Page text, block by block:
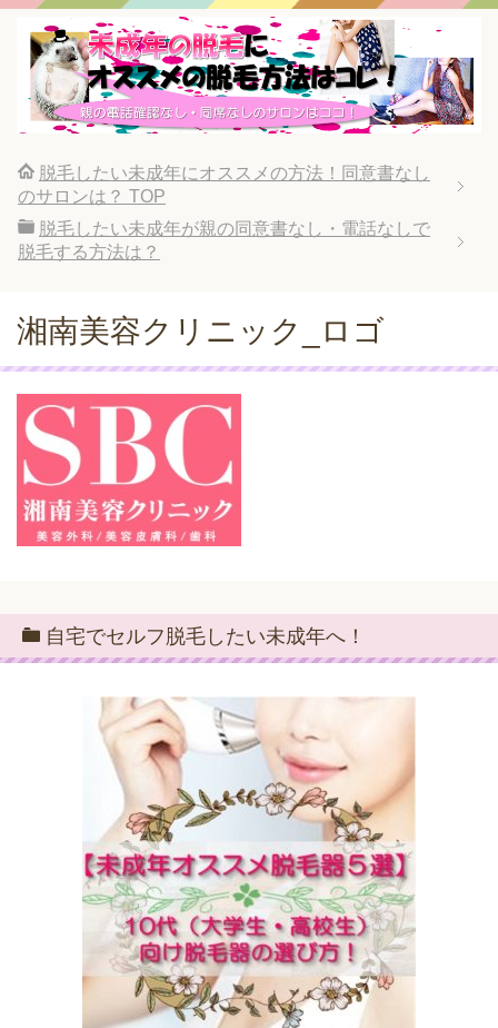
脱毛したい未成年にオススメの方法！同意書なし
のサロンは？ TOP
脱毛したい未成年が親の同意書なし・電話なしで
脱毛する方法は？
湘南美容クリニック_ロゴ
自宅でセルフ脱毛したい未成年へ！